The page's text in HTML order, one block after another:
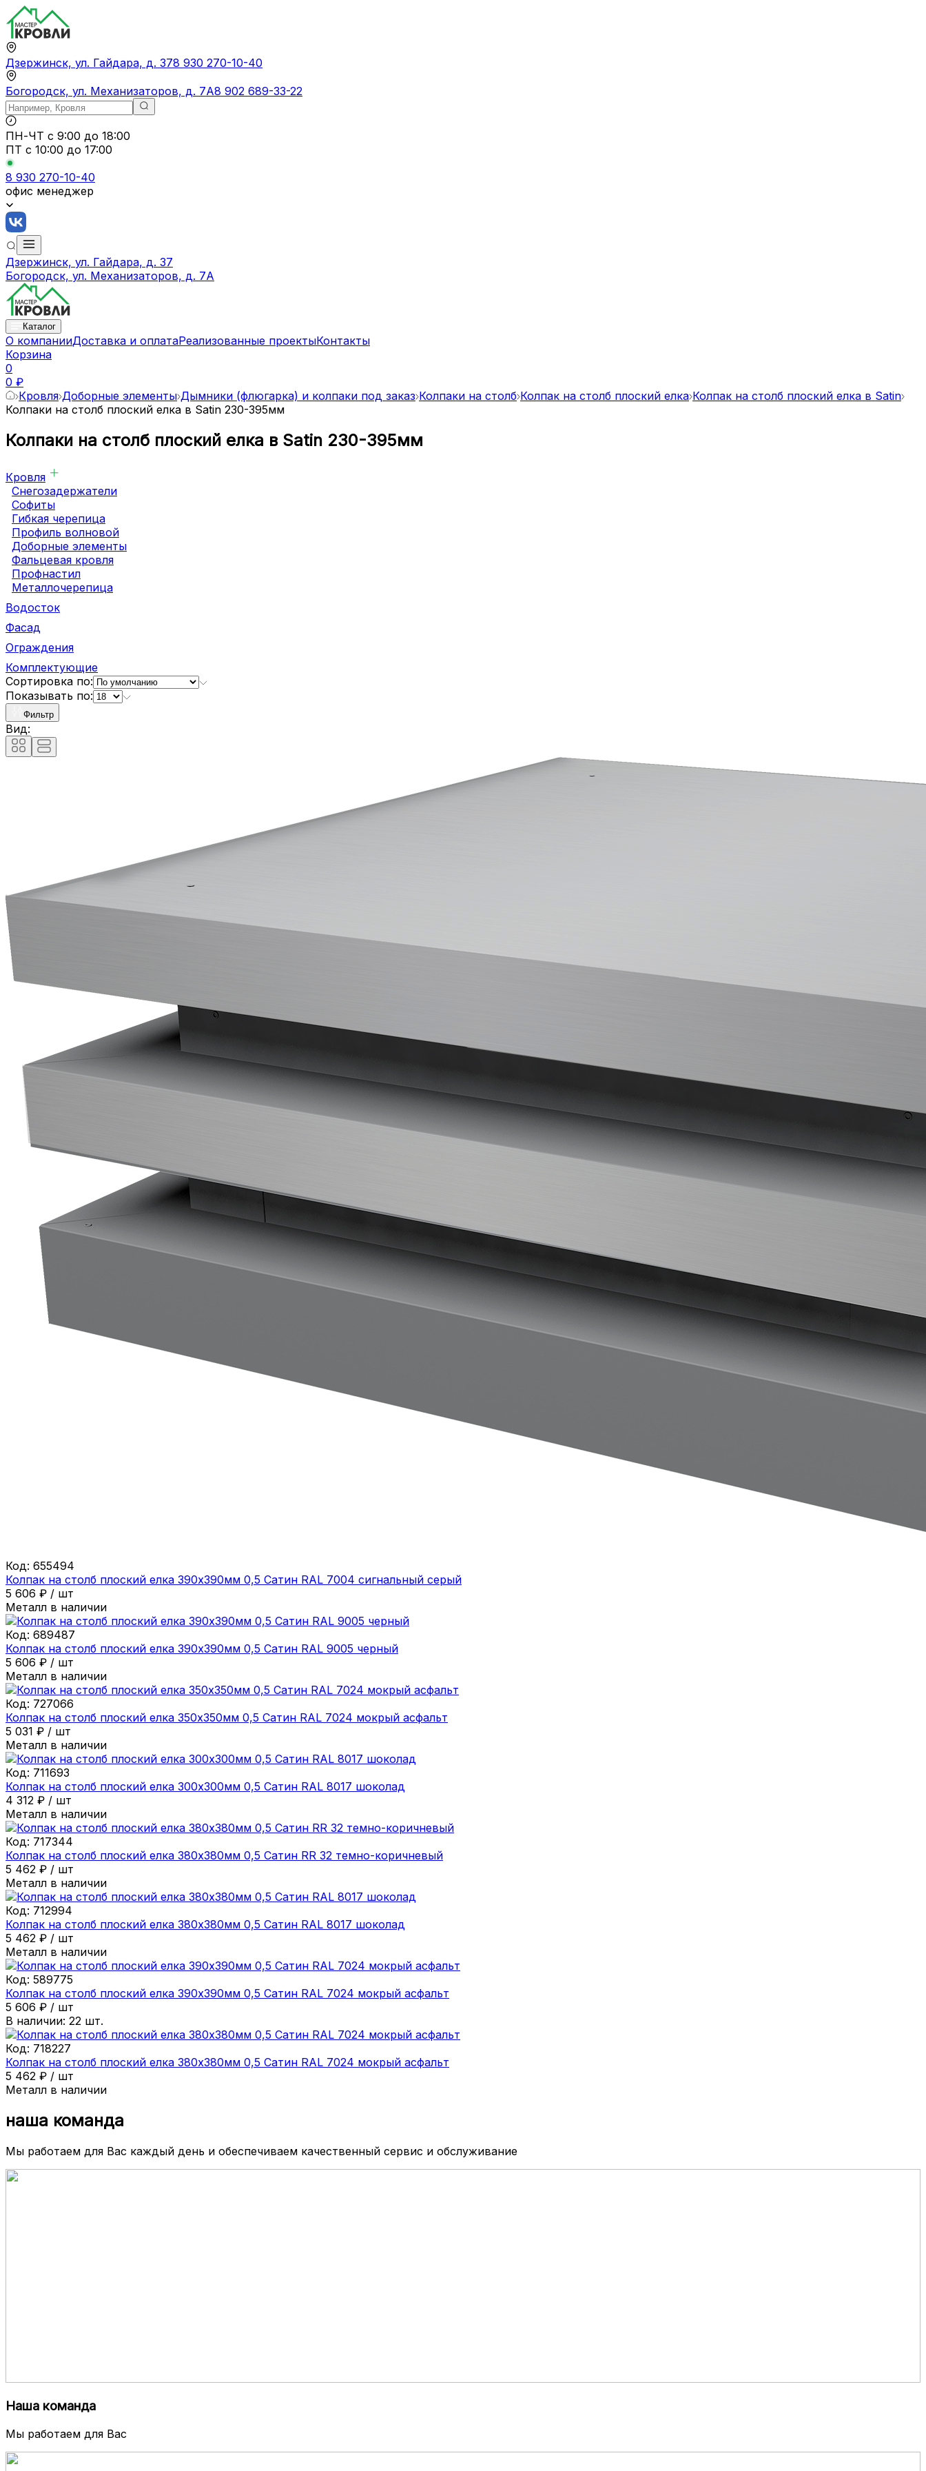
Дзержинск, ул. Гайдара, д. 378 930 270-10-40
Богородск, ул. Механизаторов, д. 7А8 902 689-33-22
ПН-ЧТ с 9:00 до 18:00
ПТ с 10:00 до 17:00
8 930 270-10-40
офис менеджер
Дзержинск, ул. Гайдара, д. 37
Богородск, ул. Механизаторов, д. 7А
Каталог
О компанииДоставка и оплатаРеализованные проектыКонтакты
Корзина
0
0 ₽
Кровля Доборные элементы Дымники (флюгарка) и колпаки под заказ Колпаки на столб Колпак на столб плоский елка Колпак на столб плоский елка в Satin
Колпаки на столб плоский елка в Satin 230-395мм
Колпаки на столб плоский елка в Satin 230-395мм
Кровля
Снегозадержатели
Софиты
Гибкая черепица
Профиль волновой
Доборные элементы
Фальцевая кровля
Профнастил
Металлочерепица
Водосток
Фасад
Ограждения
Комплектующие
Сортировка по:
Показывать по:
Фильтр
Вид:
Код: 655494
Колпак на столб плоский елка 390х390мм 0,5 Сатин RAL 7004 сигнальный серый
5 606 ₽ / шт
Металл в наличии
Код: 689487
Колпак на столб плоский елка 390х390мм 0,5 Сатин RAL 9005 черный
5 606 ₽ / шт
Металл в наличии
Код: 727066
Колпак на столб плоский елка 350х350мм 0,5 Сатин RAL 7024 мокрый асфальт
5 031 ₽ / шт
Металл в наличии
Код: 711693
Колпак на столб плоский елка 300х300мм 0,5 Сатин RAL 8017 шоколад
4 312 ₽ / шт
Металл в наличии
Код: 717344
Колпак на столб плоский елка 380х380мм 0,5 Сатин RR 32 темно-коричневый
5 462 ₽ / шт
Металл в наличии
Код: 712994
Колпак на столб плоский елка 380х380мм 0,5 Сатин RAL 8017 шоколад
5 462 ₽ / шт
Металл в наличии
Код: 589775
Колпак на столб плоский елка 390х390мм 0,5 Сатин RAL 7024 мокрый асфальт
5 606 ₽ / шт
В наличии: 22 шт.
Код: 718227
Колпак на столб плоский елка 380х380мм 0,5 Сатин RAL 7024 мокрый асфальт
5 462 ₽ / шт
Металл в наличии
наша команда
Мы работаем для Вас каждый день и обеспечиваем качественный сервис и обслуживание
Наша команда
Мы работаем для Вас